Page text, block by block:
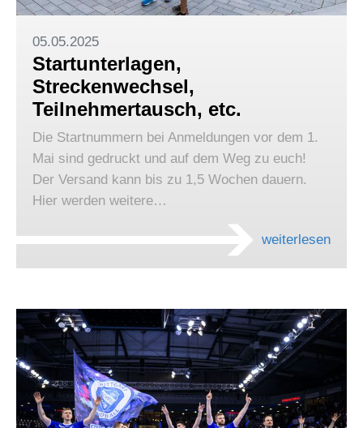
05.05.2025
Startunterlagen,
Streckenwechsel,
Teilnehmertausch, etc.
Die Startnummern bei Anmeldungen vor dem 1.
Mai sind gedruckt und auf dem Weg zu euch!
Der Versand kann bis zu 1,5 Wochen dauern.
Hier werden weitere…
weiterlesen